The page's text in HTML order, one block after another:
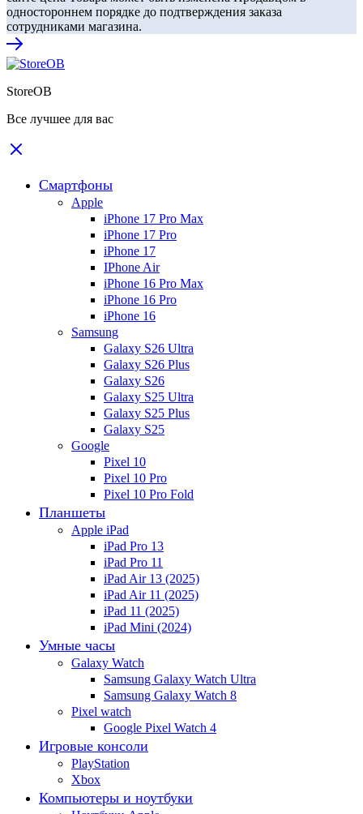
одностороннем порядке до подтверждения заказа
сотрудниками магазина.
StoreOB
Все лучшее для вас
Смартфоны
Apple
iPhone 17 Pro Max
iPhone 17 Pro
iPhone 17
IPhone Air
iPhone 16 Pro Max
iPhone 16 Pro
iPhone 16
Samsung
Galaxy S26 Ultra
Galaxy S26 Plus
Galaxy S26
Galaxy S25 Ultra
Galaxy S25 Plus
Galaxy S25
Google
Pixel 10
Pixel 10 Pro
Pixel 10 Pro Fold
Планшеты
Apple iPad
iPad Pro 13
iPad Pro 11
iPad Air 13 (2025)
iPad Air 11 (2025)
iPad 11 (2025)
iPad Mini (2024)
Умные часы
Galaxy Watch
Samsung Galaxy Watch Ultra
Samsung Galaxy Watch 8
Pixel watch
Google Pixel Watch 4
Игровые консоли
PlayStation
Xbox
Компьютеры и ноутбуки